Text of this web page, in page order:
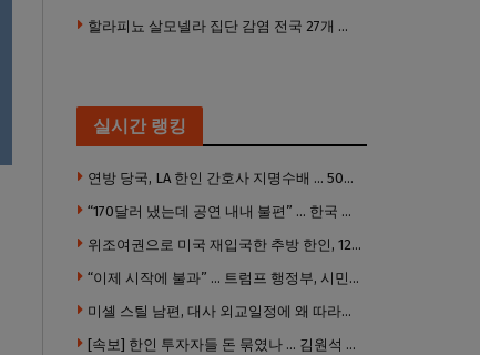
할라피뇨 살모넬라 집단 감염 전국 27개 주 급속 확산
실시간 랭킹
연방 당국, LA 한인 간호사 지명수배 … 500만 달러 메디캐어 사기, 선고 직전 한국 도주
“170달러 냈는데 공연 내내 불편” … 한국 코미디언 LA공연, 음향 불량에 외모 비하 개그 논란
위조여권으로 미국 재입국한 추방 한인, 120만 달러 은행 사기 행각
“이제 시작에 불과” … 트럼프 행정부, 시민권 박탈 본격화
미셸 스틸 남편, 대사 외교일정에 왜 따라갔나 … “매우 이례적”
[속보] 한인 투자자들 돈 묶였나 … 김원석 회사들 챕터7 강제파산·자진파산 잇따라 신청